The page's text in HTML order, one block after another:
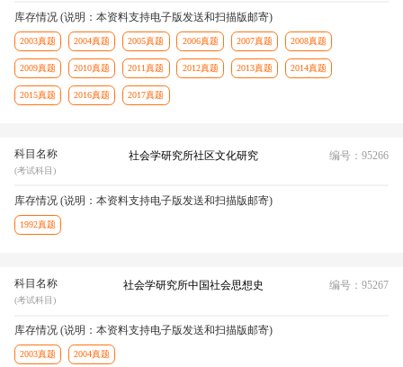
库存情况 (说明：本资料支持电子版发送和扫描版邮寄)
2003真题 2004真题 2005真题 2006真题 2007真题 2008真题
2009真题 2010真题 2011真题 2012真题 2013真题 2014真题
2015真题 2016真题 2017真题
科目名称
(考试科目)
社会学研究所社区文化研究 编号：95266
库存情况 (说明：本资料支持电子版发送和扫描版邮寄)
1992真题
科目名称
(考试科目)
社会学研究所中国社会思想史 编号：95267
库存情况 (说明：本资料支持电子版发送和扫描版邮寄)
2003真题 2004真题